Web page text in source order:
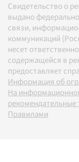
Свидетельство о
выдано
связи,
коммуникаций
несет
содержащейся в
предоставляет
Информация об
На
рекомендательные
Правилами